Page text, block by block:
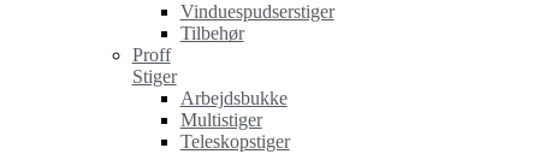
Vinduespudserstiger
Tilbehør
Proff
Stiger
Arbejdsbukke
Multistiger
Teleskopstiger